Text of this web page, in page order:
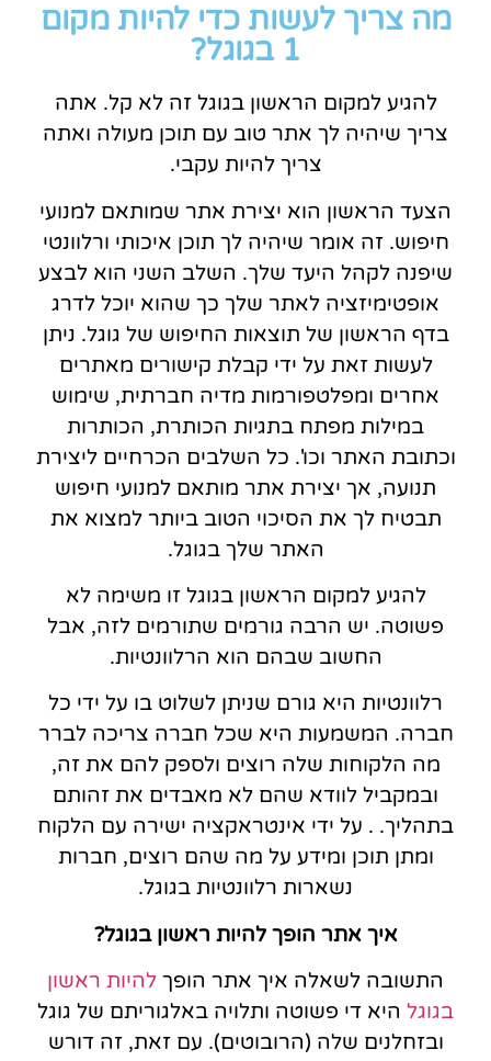
מה צריך לעשות כדי להיות מקום
1 בגוגל?
להגיע למקום הראשון בגוגל זה לא קל. אתה
צריך שיהיה לך אתר טוב עם תוכן מעולה ואתה
צריך להיות עקבי.
הצעד הראשון הוא יצירת אתר שמותאם למנועי
חיפוש. זה אומר שיהיה לך תוכן איכותי ורלוונטי
שיפנה לקהל היעד שלך. השלב השני הוא לבצע
אופטימיזציה לאתר שלך כך שהוא יוכל לדרג
בדף הראשון של תוצאות החיפוש של גוגל. ניתן
לעשות זאת על ידי קבלת קישורים מאתרים
אחרים ומפלטפורמות מדיה חברתית, שימוש
במילות מפתח בתגיות הכותרת, הכותרות
וכתובת האתר וכו'. כל השלבים הכרחיים ליצירת
תנועה, אך יצירת אתר מותאם למנועי חיפוש
תבטיח לך את הסיכוי הטוב ביותר למצוא את
האתר שלך בגוגל.
להגיע למקום הראשון בגוגל זו משימה לא
פשוטה. יש הרבה גורמים שתורמים לזה, אבל
החשוב שבהם הוא הרלוונטיות.
רלוונטיות היא גורם שניתן לשלוט בו על ידי כל
חברה. המשמעות היא שכל חברה צריכה לברר
מה הלקוחות שלה רוצים ולספק להם את זה,
ובמקביל לוודא שהם לא מאבדים את זהותם
בתהליך. . על ידי אינטראקציה ישירה עם הלקוח
ומתן תוכן ומידע על מה שהם רוצים, חברות
נשארות רלוונטיות בגוגל.
איך אתר הופך להיות ראשון בגוגל?
התשובה לשאלה איך אתר הופך להיות ראשון
בגוגל היא די פשוטה ותלויה באלגוריתם של גוגל
ובזחלנים שלה (הרובוטים). עם זאת, זה דורש